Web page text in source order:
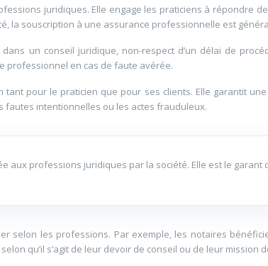
juridiques. Elle engage les praticiens à répondre
la souscription à une assurance professionnelle est
un conseil juridique, non-respect d’un délai de
professionnel en cas de faute avérée.
pour le praticien que pour ses clients. Elle garantit
fautes intentionnelles ou les actes frauduleux.
aux professions juridiques par la société. Elle est le
les professions. Par exemple, les notaires
qu’il s’agit de leur devoir de conseil ou de leur mission